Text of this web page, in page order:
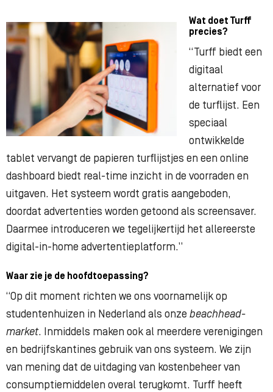
Wat doet Turff
precies?
“Turff biedt een
digitaal
alternatief voor
de turflijst. Een
speciaal
ontwikkelde
tablet vervangt de papieren turflijstjes en een online
dashboard biedt real-time inzicht in de voorraden en
uitgaven. Het systeem wordt gratis aangeboden,
doordat advertenties worden getoond als screensaver.
Daarmee introduceren we tegelijkertijd het allereerste
digital-in-home advertentieplatform.”
Waar zie je de hoofdtoepassing?
“Op dit moment richten we ons voornamelijk op
studentenhuizen in Nederland als onze beachhead-
market. Inmiddels maken ook al meerdere verenigingen
en bedrijfskantines gebruik van ons systeem. We zijn
van mening dat de uitdaging van kostenbeheer van
consumptiemiddelen overal terugkomt. Turff heeft